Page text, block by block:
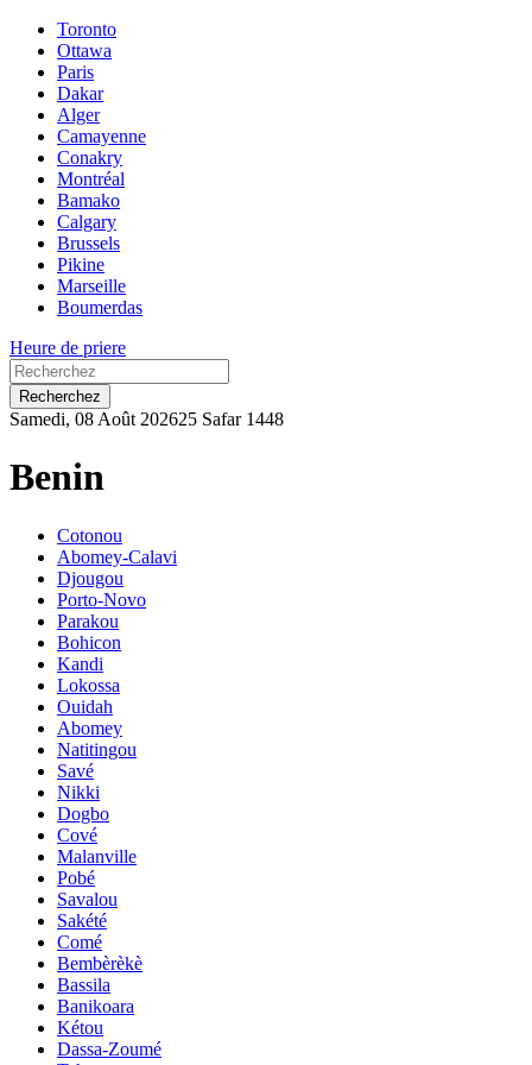
Toronto
Ottawa
Paris
Dakar
Alger
Camayenne
Conakry
Montréal
Bamako
Calgary
Brussels
Pikine
Marseille
Boumerdas
Heure de priere
Recherchez
Samedi, 08 Août 202625 Safar 1448
Benin
Cotonou
Abomey-Calavi
Djougou
Porto-Novo
Parakou
Bohicon
Kandi
Lokossa
Ouidah
Abomey
Natitingou
Savé
Nikki
Dogbo
Cové
Malanville
Pobé
Savalou
Sakété
Comé
Bembèrèkè
Bassila
Banikoara
Kétou
Dassa-Zoumé